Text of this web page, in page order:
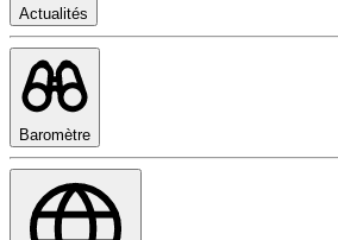
Actualités
Baromètre